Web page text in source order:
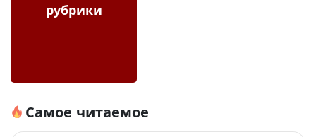
рубрики
Самое читаемое